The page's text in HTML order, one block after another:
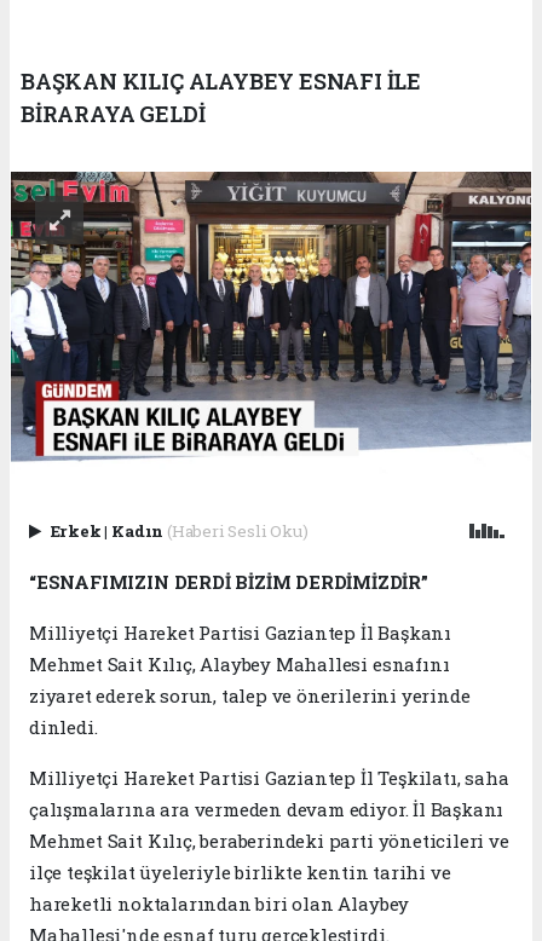
BAŞKAN KILIÇ ALAYBEY ESNAFI İLE
BİRARAYA GELDİ
Erkek| Kadın (Haberi Sesli Oku)
“ESNAFIMIZIN DERDİ BİZİM DERDİMİZDİR”
Milliyetçi Hareket Partisi Gaziantep İl Başkanı
Mehmet Sait Kılıç, Alaybey Mahallesi esnafını
ziyaret ederek sorun, talep ve önerilerini yerinde
dinledi.
Milliyetçi Hareket Partisi Gaziantep İl Teşkilatı, saha
çalışmalarına ara vermeden devam ediyor. İl Başkanı
Mehmet Sait Kılıç, beraberindeki parti yöneticileri ve
ilçe teşkilat üyeleriyle birlikte kentin tarihi ve
hareketli noktalarından biri olan Alaybey
Mahallesi'nde esnaf turu gerçekleştirdi.